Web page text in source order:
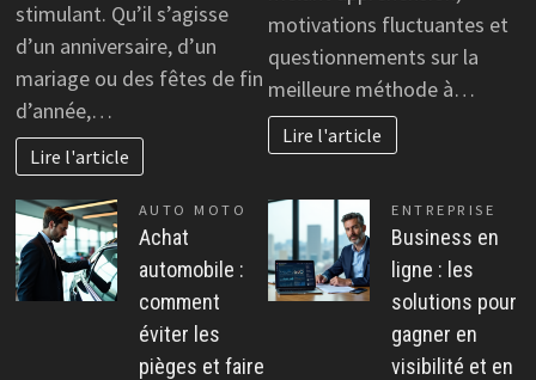
stimulant. Qu’il s’agisse
d’un anniversaire, d’un
mariage ou des fêtes de fin
d’année,…
Lire l'article
motivations fluctuantes et
questionnements sur la
meilleure méthode à…
Lire l'article
AUTO MOTO
Achat
automobile :
comment
éviter les
pièges et faire
ENTREPRISE
Business en
ligne : les
solutions pour
gagner en
visibilité et en